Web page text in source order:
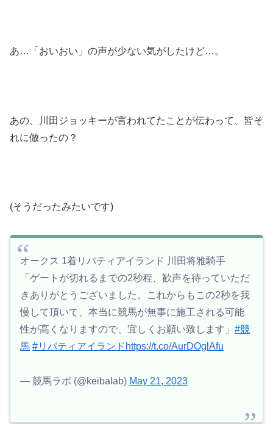
あ…「おいおい」の声が少ない気がしたけど…。
あの、川田ジョッキーが言われてたことが伝わって、皆そ
れに倣ったの？
(そうだったみたいです)
オークス 1着リバティアイランド 川田将雅騎手
「ゲートが切れるまでの2秒程、歓声を待っていただ
きありがとうございました。これからもこの2秒を我
慢して頂いて、本当に競馬が無事に施工される可能
性が高くなりますので、宜しくお願い致します」 #競
馬 #リバティアイランド https://t.co/AurDOglAfu
— 競馬ラボ (@keibalab) May 21, 2023